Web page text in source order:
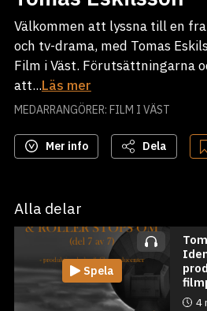
Välkommen att lyssna till en
och tv-drama, med Tomas
Film i Väst. Förutsättningarna
att...Läs mer
MEDARRANGÖRER: FILM I VÄST
Mer info Dela
Alla delar
Spela
4